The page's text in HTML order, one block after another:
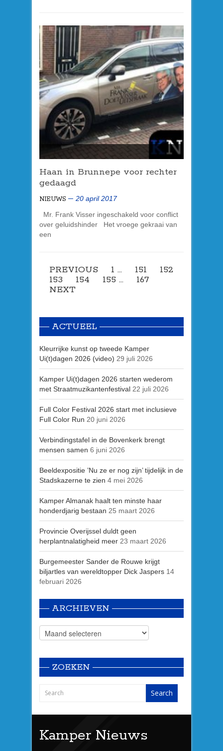
Haan in Brunnepe voor rechter
gedaagd
NIEUWS
20 april 2017
Mr. Frank Visser ingeschakeld voor conflict
over geluidshinder Het vroege gekraai van
een
PREVIOUS 1 … 151
152
153
154 155 …
167
NEXT
ACTUEEL
Kleurrijke kunst op tweede Kamper
Ui(t)dagen 2026 (video) 29 juli 2026
Kamper Ui(t)dagen 2026 starten wederom
met Straatmuzikantenfestival 22 juli 2026
Full Color Festival 2026 start met inclusieve
Full Color Run 20 juni 2026
Verbindingstafel in de Bovenkerk brengt
mensen samen 6 juni 2026
Beeldexpositie ’Nu ze er nog zijn’ tijdelijk in de
Stadskazerne te zien 4 mei 2026
Kamper Almanak haalt ten minste haar
honderdjarig bestaan 25 maart 2026
Provincie Overijssel duldt geen
herplantnalatigheid meer 23 maart 2026
Burgemeester Sander de Rouwe krijgt
biljartles van wereldtopper Dick Jaspers 14
februari 2026
ARCHIEVEN
ZOEKEN
Kamper Nieuws